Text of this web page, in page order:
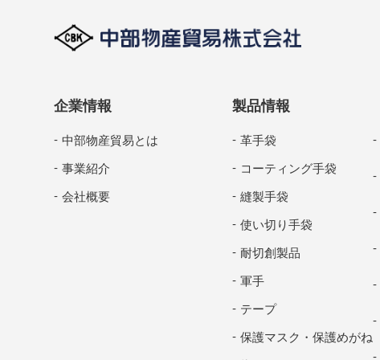
企業情報
中部物産貿易とは
事業紹介
会社概要
製品情報
革手袋
コーティング手袋
縫製手袋
使い切り手袋
耐切創製品
軍手
テープ
保護マスク・保護めがね